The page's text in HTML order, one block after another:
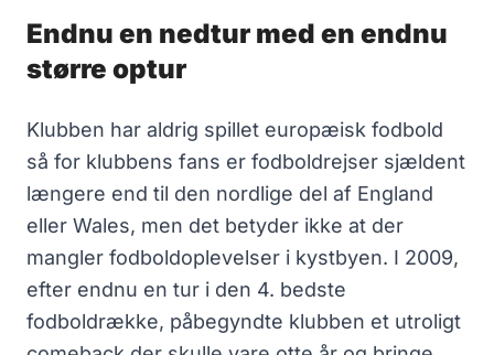
Endnu en nedtur med en endnu
større optur
Klubben har aldrig spillet europæisk fodbold
så for klubbens fans er fodboldrejser sjældent
længere end til den nordlige del af England
eller Wales, men det betyder ikke at der
mangler fodboldoplevelser i kystbyen. I 2009,
efter endnu en tur i den 4. bedste
fodboldrække, påbegyndte klubben et utroligt